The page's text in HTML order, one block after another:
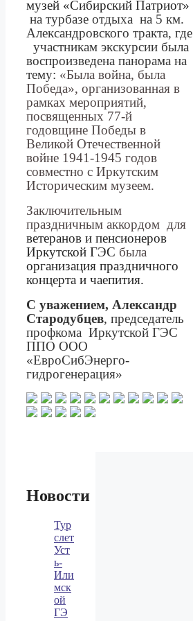
музей «Сибирский Патриот»
на турбазе отдыха на 5 км.
Александровского тракта, где
участникам экскурсии была
воспроизведена панорама на
тему: «Была война, была
Победа», организованная в
рамках мероприятий,
посвященных 77-й
годовщине Победы в
Великой Отечественной
войне 1941-1945 годов
совместно с Иркутским
Историческим музеем.
Заключительным
праздничным аккордом для
ветеранов и пенсионеров
Иркутской ГЭС была
организация праздничного
концерта и чаепития.
С уважением, Александр
Стародубцев, председатель
профкома Иркутской ГЭС
ППО ООО
«ЕвроСибЭнерго-
гидрогенерация»
Новости
Тур
слет
Уст
ь-
Или
мск
ой
ГЭ